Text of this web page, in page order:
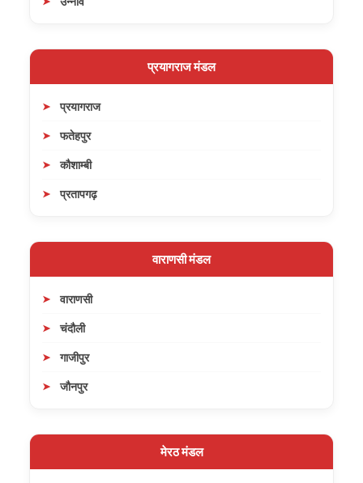
प्रयागराज मंडल
प्रयागराज
फतेहपुर
कौशाम्बी
प्रतापगढ़
वाराणसी मंडल
वाराणसी
चंदौली
गाजीपुर
जौनपुर
मेरठ मंडल